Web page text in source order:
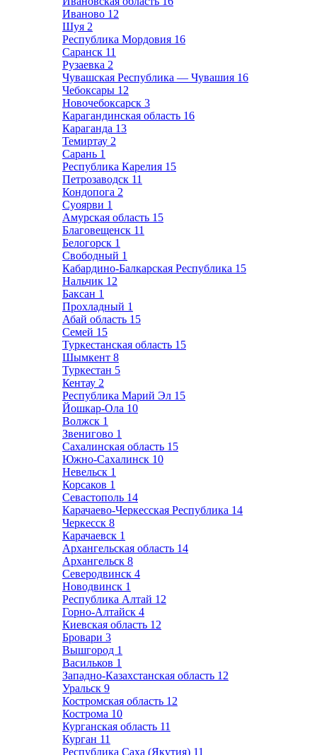
Иваново 12
Шуя 2
Республика Мордовия 16
Саранск 11
Рузаевка 2
Чувашская Республика — Чувашия 16
Чебоксары 12
Новочебоксарск 3
Карагандинская область 16
Караганда 13
Темиртау 2
Сарань 1
Республика Карелия 15
Петрозаводск 11
Кондопога 2
Суоярви 1
Амурская область 15
Благовещенск 11
Белогорск 1
Свободный 1
Кабардино-Балкарская Республика 15
Нальчик 12
Баксан 1
Прохладный 1
Абай область 15
Семей 15
Туркестанская область 15
Шымкент 8
Туркестан 5
Кентау 2
Республика Марий Эл 15
Йошкар-Ола 10
Волжск 1
Звенигово 1
Сахалинская область 15
Южно-Сахалинск 10
Невельск 1
Корсаков 1
Севастополь 14
Карачаево-Черкесская Республика 14
Черкесск 8
Карачаевск 1
Архангельская область 14
Архангельск 8
Северодвинск 4
Новодвинск 1
Республика Алтай 12
Горно-Алтайск 4
Киевская область 12
Бровари 3
Вышгород 1
Васильков 1
Западно-Казахстанская область 12
Уральск 9
Костромская область 12
Кострома 10
Курганская область 11
Курган 11
Республика Саха (Якутия) 11